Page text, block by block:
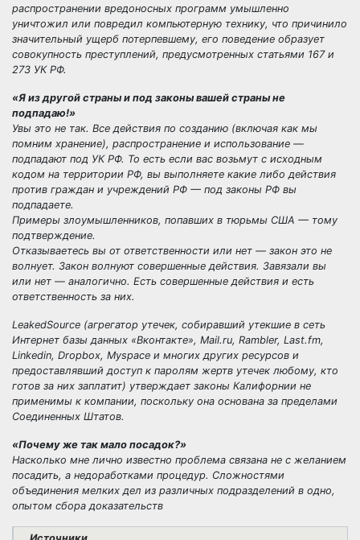
распространении вредоносных программ умышленно
уничтожил или повредил компьютерную технику, что причинило
значительный ущерб потерпевшему, его поведение образует
совокупность преступлений, предусмотренных статьями 167 и
273 УК РФ.
«Я из другой страны и под законы вашей страны не
подпадаю!»
Увы это не так. Все действия по созданию (включая как мы
помним хранение), распространение и использование —
подпадают под УК РФ. То есть если вас возьмут с исходным
кодом на территории РФ, вы выполняете какие либо действия
против граждан и учреждений РФ — под законы РФ вы
подпадаете.
Примеры злоумышленников, попавших в тюрьмы США — тому
подтверждение.
Отказываетесь вы от ответственности или нет — закон это не
волнует. Закон волнуют совершенные действия. Завязали вы
или нет — аналогично. Есть совершенные действия и есть
ответственность за них.
LeakedSource (агрегатор утечек, собиравший утекшие в сеть
Интернет базы данных «Вконтакте», Mail.ru, Rambler, Last.fm,
Linkedin, Dropbox, Myspace и многих других ресурсов и
предоставлявший доступ к паролям жертв утечек любому, кто
готов за них заплатит) утверждает законы Калифорнии не
применимы к компании, поскольку она основана за пределами
Соединенных Штатов.
«Почему же так мало посадок?»
Насколько мне лично известно проблема связана не с желанием
посадить, а недоработками процедур. Сложностями
объединения мелких дел из различных подразделений в одно,
опытом сбора доказательств
Источники